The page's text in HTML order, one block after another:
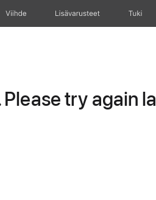
Viihde Lisävarusteet Tuki
try again